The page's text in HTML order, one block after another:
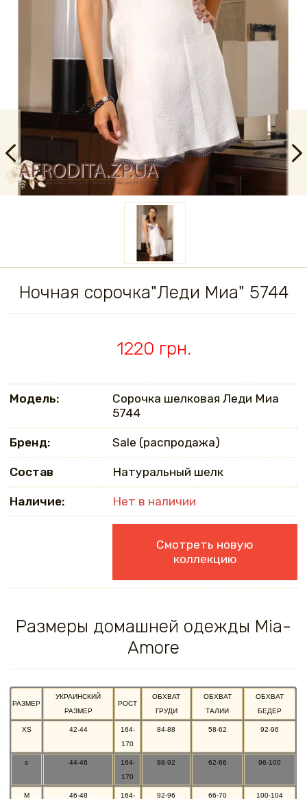
Ночная сорочка"Леди Миа" 5744
1220 грн.
Модель:
Сорочка шелковая Леди Миа
5744
Бренд: Sale (распродажа)
Состав Натуральный шелк
Наличие: Нет в наличии
Смотреть новую
коллекцию
Размеры домашней одежды Mia-
Amore
РАЗМЕР
УКРАИНСКИЙ
РАЗМЕР
РОСТ
ОБХВАТ
ГРУДИ
ОБХВАТ
ТАЛИИ
ОБХВАТ
БЕДЕР
XS 42-44
164-
170
84-88 58-62 92-96
s 44-46
164-
170
88-92 62-66 96-100
M 46-48 164- 92-96 66-70 100-104